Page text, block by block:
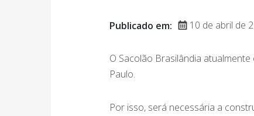
Publicado em: 10 de abril de
O Sacolão Brasilândia
Paulo.
Por isso, será necessária a